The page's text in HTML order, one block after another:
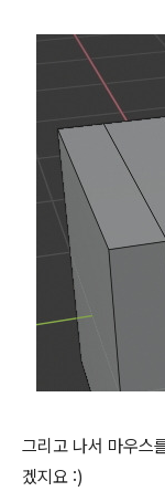
그리고 나서 마우스
겠지요 :)